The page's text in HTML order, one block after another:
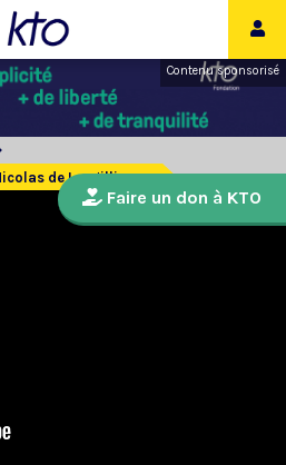
Contenu sponsorisé
de Largillierre
Faire un don à KTO